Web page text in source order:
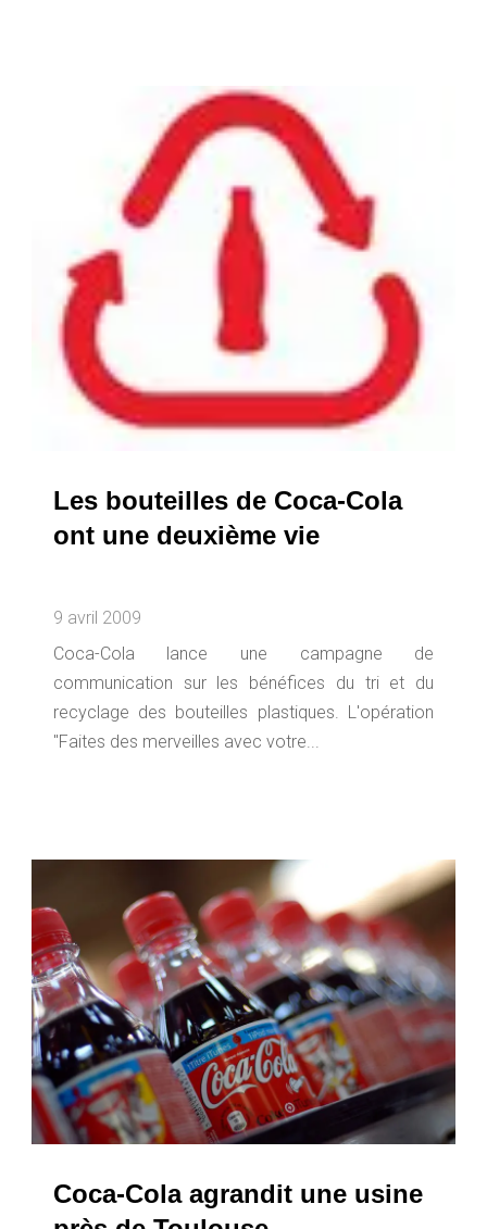
Les bouteilles de Coca-Cola
ont une deuxième vie
9 avril 2009
Coca-Cola lance une campagne de
communication sur les bénéfices du tri et du
recyclage des bouteilles plastiques. L'opération
"Faites des merveilles avec votre...
Coca-Cola agrandit une usine